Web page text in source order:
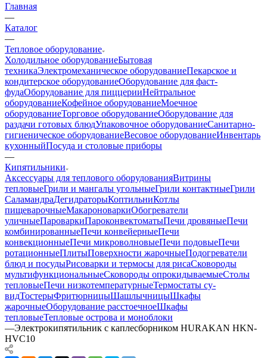
Главная
—
Каталог
—
Тепловое оборудование
Холодильное оборудованиеБытовая
техникаЭлектромеханическое оборудованиеПекарское и
кондитерское оборудованиеОборудование для фаст-
фудаОборудование для пиццерииНейтральное
оборудованиеКофейное оборудованиеМоечное
оборудованиеТорговое оборудованиеОборудование для
раздачи готовых блюдУпаковочное оборудованиеСанитарно-
гигиеническое оборудованиеВесовое оборудованиеИнвентарь
кухонныйПосуда и столовые приборы
—
Кипятильники
Аксессуары для теплового оборудованияВитрины
тепловыеГрили и мангалы угольныеГрили контактныеГрили
СаламандраДегидраторыКоптильниКотлы
пищеварочныеМакароноваркиОбогреватели
уличныеПароваркиПароконвектоматыПечи дровяныеПечи
комбинированныеПечи конвейерныеПечи
конвекционныеПечи микроволновыеПечи подовыеПечи
ротационныеПлитыПоверхности жарочныеПодогреватели
блюд и посудыРисоварки и термосы для рисаСковороды
мультифункциональныеСковороды опрокидываемыеСтолы
тепловыеПечи низкотемпературныеТермостаты су-
видТостерыФритюрницыШашлычницыШкафы
жарочныеОборудование расстоечноеШкафы
тепловыеТепловые острова и моноблоки
—Электрокипятильник с каплесборником HURAKAN HKN-
HVC10